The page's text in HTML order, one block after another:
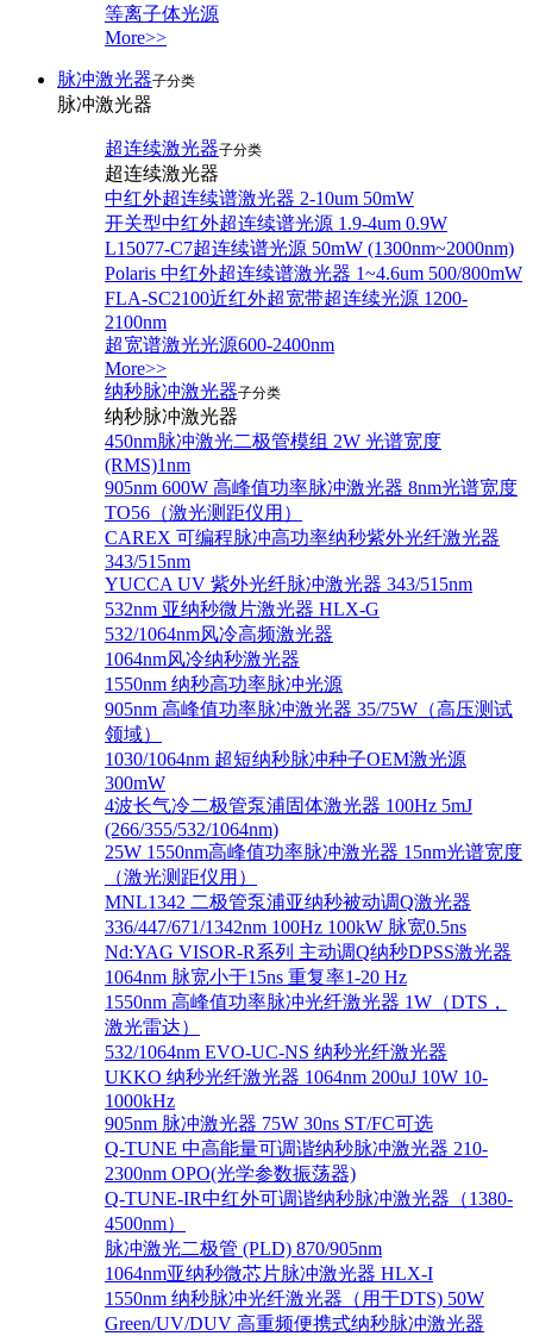
等离子体光源
More>>
脉冲激光器子分类
脉冲激光器
超连续激光器子分类
超连续激光器
中红外超连续谱激光器 2-10um 50mW
开关型中红外超连续谱光源 1.9-4um 0.9W
L15077-C7超连续谱光源 50mW (1300nm~2000nm)
Polaris 中红外超连续谱激光器 1~4.6um 500/800mW
FLA-SC2100近红外超宽带超连续光源 1200-
2100nm
超宽谱激光光源600-2400nm
More>>
纳秒脉冲激光器子分类
纳秒脉冲激光器
450nm脉冲激光二极管模组 2W 光谱宽度
(RMS)1nm
905nm 600W 高峰值功率脉冲激光器 8nm光谱宽度
TO56（激光测距仪用）
CAREX 可编程脉冲高功率纳秒紫外光纤激光器
343/515nm
YUCCA UV 紫外光纤脉冲激光器 343/515nm
532nm 亚纳秒微片激光器 HLX-G
532/1064nm风冷高频激光器
1064nm风冷纳秒激光器
1550nm 纳秒高功率脉冲光源
905nm 高峰值功率脉冲激光器 35/75W（高压测试
领域）
1030/1064nm 超短纳秒脉冲种子OEM激光源
300mW
4波长气冷二极管泵浦固体激光器 100Hz 5mJ
(266/355/532/1064nm)
25W 1550nm高峰值功率脉冲激光器 15nm光谱宽度
（激光测距仪用）
MNL1342 二极管泵浦亚纳秒被动调Q激光器
336/447/671/1342nm 100Hz 100kW 脉宽0.5ns
Nd:YAG VISOR-R系列 主动调Q纳秒DPSS激光器
1064nm 脉宽小于15ns 重复率1-20 Hz
1550nm 高峰值功率脉冲光纤激光器 1W（DTS，
激光雷达）
532/1064nm EVO-UC-NS 纳秒光纤激光器
UKKO 纳秒光纤激光器 1064nm 200uJ 10W 10-
1000kHz
905nm 脉冲激光器 75W 30ns ST/FC可选
Q-TUNE 中高能量可调谐纳秒脉冲激光器 210-
2300nm OPO(光学参数振荡器)
Q-TUNE-IR中红外可调谐纳秒脉冲激光器（1380-
4500nm）
脉冲激光二极管 (PLD) 870/905nm
1064nm亚纳秒微芯片脉冲激光器 HLX-I
1550nm 纳秒脉冲光纤激光器（用于DTS) 50W
Green/UV/DUV 高重频便携式纳秒脉冲激光器